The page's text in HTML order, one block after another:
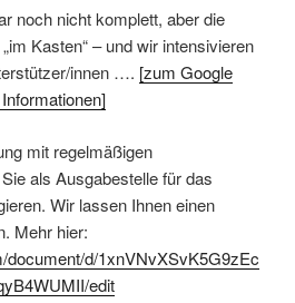
noch nicht komplett, aber die
Kasten“ – und wir intensivieren
innen …. [zum Google
mit regelmäßigen
als Ausgabestelle für das
Wir lassen Ihnen einen
Mehr hier:
document/d/1xnVNvXSvK5G9zEc
edit